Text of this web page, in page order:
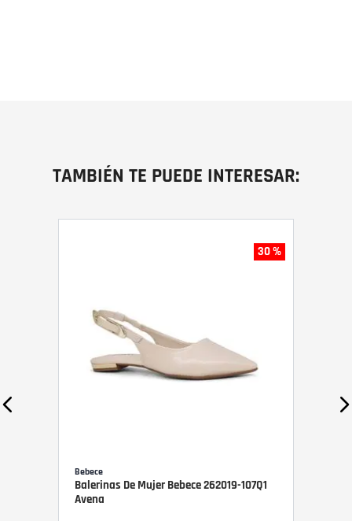
TAMBIÉN TE PUEDE INTERESAR:
30 %
Bebece
Balerinas De Mujer Bebece 262019-107Q1
Avena